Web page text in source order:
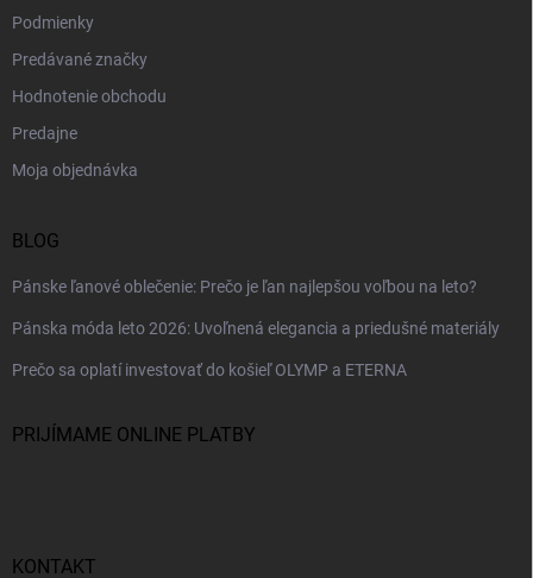
Podmienky
Predávané značky
Hodnotenie obchodu
Predajne
Moja objednávka
BLOG
Pánske ľanové oblečenie: Prečo je ľan najlepšou voľbou na leto?
Pánska móda leto 2026: Uvoľnená elegancia a priedušné materiály
Prečo sa oplatí investovať do košieľ OLYMP a ETERNA
PRIJÍMAME ONLINE PLATBY
KONTAKT